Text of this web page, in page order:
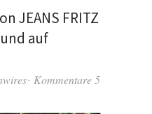
JEANS FRITZ
auf
Kommentare 5